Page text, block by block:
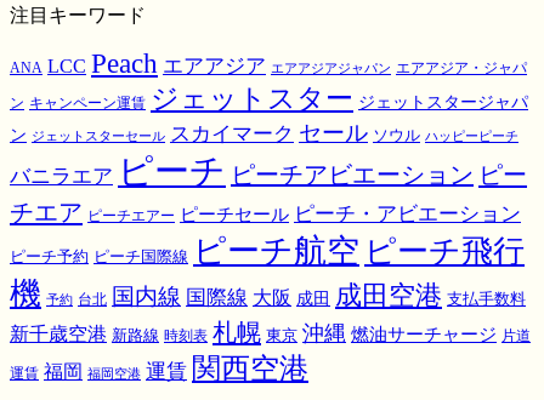
注目キーワード
ANA LCC Peach エアアジア エアアジアジャパン エアアジア・ジャパ
ン キャンペーン運賃 ジェットスター ジェットスタージャパ
ン ジェットスターセール スカイマーク セール ソウル ハッピーピーチ
バニラエア ピーチ ピーチアビエーション ピー
チエア ピーチエアー ピーチセール ピーチ・アビエーション
ピーチ予約 ピーチ国際線 ピーチ航空 ピーチ飛行
機 予約 台北 国内線 国際線 大阪 成田 成田空港 支払手数料
新千歳空港 新路線 時刻表 札幌 東京 沖縄 燃油サーチャージ 片道
運賃 福岡 福岡空港 運賃 関西空港